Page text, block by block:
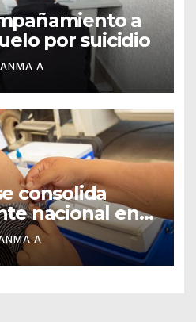
a
por suicidio
A
consolida
nacional en
A